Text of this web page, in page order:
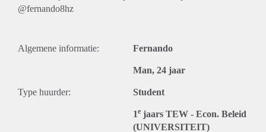
@fernando8hz
Algemene informatie: Fernando
Man, 24 jaar
Type huurder: Student
1e jaars TEW - Econ. Beleid
(UNIVERSITEIT)